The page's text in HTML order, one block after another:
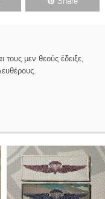
μεν θεούς έδειξε,